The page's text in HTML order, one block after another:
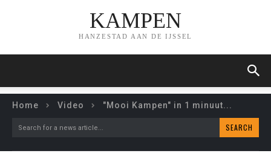
KAMPEN
HANZESTAD AAN DE IJSSEL
Home Video "Mooi Kampen" in 1 minuut...
Search for a news article... SEARCH